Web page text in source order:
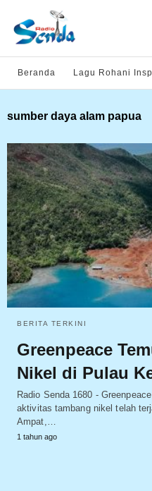
Beranda Lagu Rohani
sumber daya alam papua
BERITA TERKINI
Greenpeace
Nikel di Pulau
Radio Senda 1680 -
aktivitas tambang nikel telah
Ampat,…
1 tahun ago